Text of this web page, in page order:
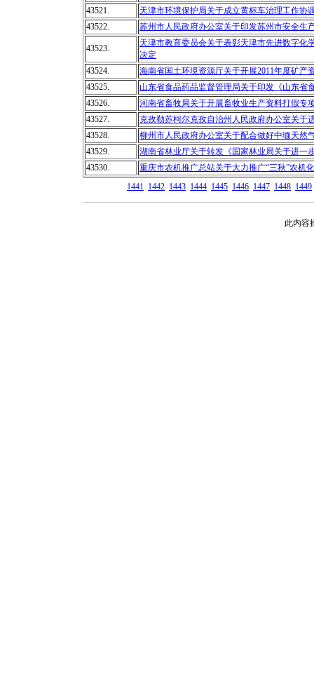
43521.
天津市环境保护局关于成立黄标车治理工作协
43522.
苏州市人民政府办公室关于印发苏州市安全生
43523.
天津市教育委员会关于表彰天津市先进数字化
决定
43524.
海南省国土环境资源厅关于开展2011年度矿产
43525.
山东省食品药品监督管理局关于印发《山东省
43526.
河南省畜牧局关于开展畜牧业生产资料打假专
43527.
克孜勒苏柯尔克孜自治州人民政府办公室关于
43528.
柳州市人民政府办公室关于配合做好中缅天然
43529.
湖南省林业厅关于转发《国家林业局关于进一
43530.
重庆市农机推广总站关于大力推广“三秋”农机
1441 1442 1443 1444 1445 1446 1447 1448 1449
此内容